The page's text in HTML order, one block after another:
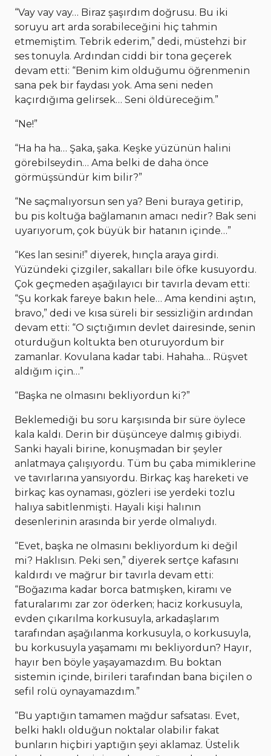
“Vay vay vay… Biraz şaşırdım doğrusu. Bu iki
soruyu art arda sorabileceğini hiç tahmin
etmemiştim. Tebrik ederim,” dedi, müstehzi bir
ses tonuyla. Ardından ciddi bir tona geçerek
devam etti: “Benim kim olduğumu öğrenmenin
sana pek bir faydası yok. Ama seni neden
kaçırdığıma gelirsek… Seni öldüreceğim.”
“Ne!”
“Ha ha ha… Şaka, şaka. Keşke yüzünün halini
görebilseydin… Ama belki de daha önce
görmüşsündür kim bilir?”
“Ne saçmalıyorsun sen ya? Beni buraya getirip,
bu pis koltuğa bağlamanın amacı nedir? Bak seni
uyarıyorum, çok büyük bir hatanın içinde…”
“Kes lan sesini!” diyerek, hınçla araya girdi.
Yüzündeki çizgiler, sakalları bile öfke kusuyordu.
Çok geçmeden aşağılayıcı bir tavırla devam etti:
“Şu korkak fareye bakın hele… Ama kendini aştın,
bravo,” dedi ve kısa süreli bir sessizliğin ardından
devam etti: “O sıçtığımın devlet dairesinde, senin
oturduğun koltukta ben oturuyordum bir
zamanlar. Kovulana kadar tabi. Hahaha… Rüşvet
aldığım için…”
“Başka ne olmasını bekliyordun ki?”
Beklemediği bu soru karşısında bir süre öylece
kala kaldı. Derin bir düşünceye dalmış gibiydi.
Sanki hayali birine, konuşmadan bir şeyler
anlatmaya çalışıyordu. Tüm bu çaba mimiklerine
ve tavırlarına yansıyordu. Birkaç kaş hareketi ve
birkaç kas oynaması, gözleri ise yerdeki tozlu
halıya sabitlenmişti. Hayali kişi halının
desenlerinin arasında bir yerde olmalıydı.
“Evet, başka ne olmasını bekliyordum ki değil
mi? Haklısın. Peki sen,” diyerek sertçe kafasını
kaldırdı ve mağrur bir tavırla devam etti:
“Boğazıma kadar borca batmışken, kiramı ve
faturalarımı zar zor öderken; haciz korkusuyla,
evden çıkarılma korkusuyla, arkadaşlarım
tarafından aşağılanma korkusuyla, o korkusuyla,
bu korkusuyla yaşamamı mı bekliyordun? Hayır,
hayır ben böyle yaşayamazdım. Bu boktan
sistemin içinde, birileri tarafından bana biçilen o
sefil rolü oynayamazdım.”
“Bu yaptığın tamamen mağdur safsatası. Evet,
belki haklı olduğun noktalar olabilir fakat
bunların hiçbiri yaptığın şeyi aklamaz. Üstelik